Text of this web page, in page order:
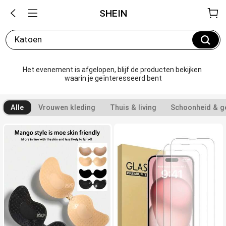
SHEIN
Katoen
Het evenement is afgelopen, blijf de producten bekijken
waarin je geïnteresseerd bent
Alle Vrouwen kleding Thuis & living Schoonheid &